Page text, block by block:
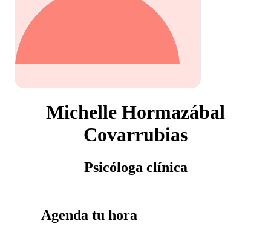
Michelle Hormazábal
Covarrubias
Psicóloga clínica
Agenda tu hora